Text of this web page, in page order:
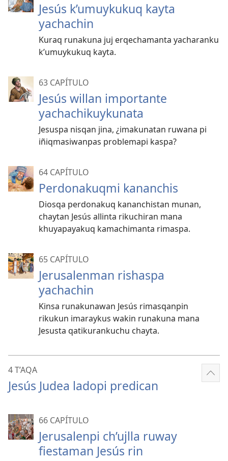
Jesús k’umuykukuq kayta
yachachin
Kuraq runakuna juj erqechamanta yacharanku
k’umuykukuq kayta.
63 CAPÍTULO
Jesús willan importante
yachachikuykunata
Jesuspa nisqan jina, ¿imakunatan ruwana pi
iñiqmasiwanpas problemapi kaspa?
64 CAPÍTULO
Perdonakuqmi kananchis
Diosqa perdonakuq kananchistan munan,
chaytan Jesús allinta rikuchiran mana
khuyapayakuq kamachimanta rimaspa.
65 CAPÍTULO
Jerusalenman rishaspa
yachachin
Kinsa runakunawan Jesús rimasqanpin
rikukun imaraykus wakin runakuna mana
Jesusta qatikurankuchu chayta.
4 T’AQA
Jesús Judea ladopi predican
66 CAPÍTULO
Jerusalenpi ch’ujlla ruway
fiestaman Jesús rin